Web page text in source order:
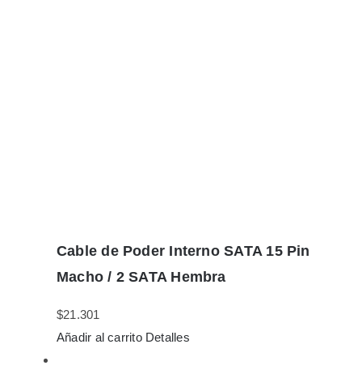
Cable de Poder Interno SATA 15 Pin
Macho / 2 SATA Hembra
$21.301
Añadir al carrito Detalles